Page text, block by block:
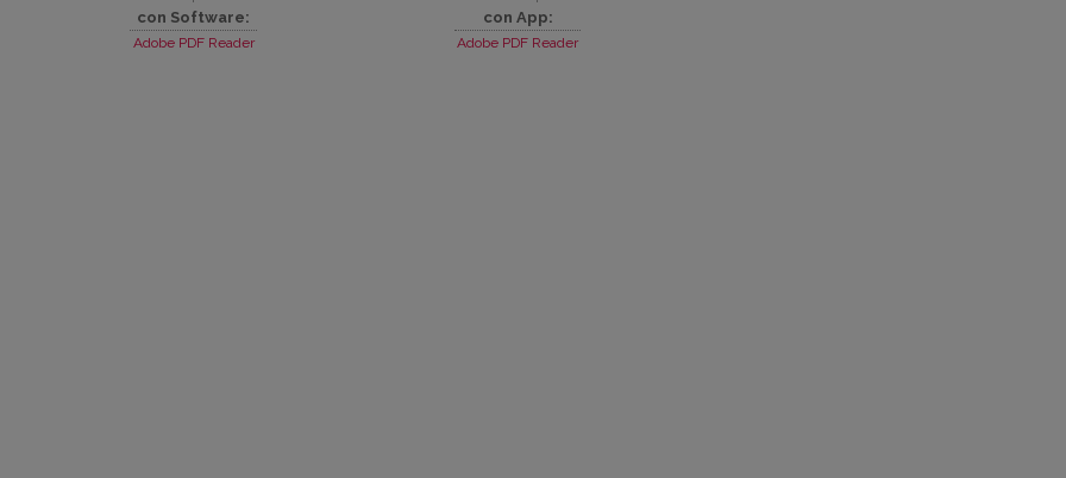
con Software:
Adobe PDF Reader
con App:
Adobe PDF Reader